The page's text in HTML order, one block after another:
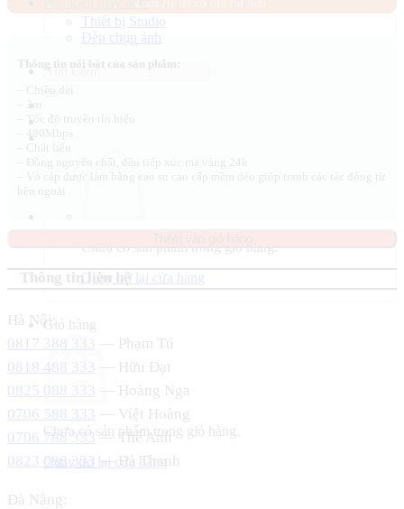
Thiết bị Studio
Đèn chụp ảnh
Chưa có sản phẩm trong giỏ hàng.
Quay trở lại cửa hàng
Giỏ hàng
Chưa có sản phẩm trong giỏ hàng.
Quay trở lại cửa hàng
400.000 ₫.
300.000 ₫.
Thông tin liên hệ
Hà Nội:
0817 388 333
— Phạm Tú
0818 488 333
— Hữu Đạt
0825 088 333
— Hoàng Nga
0706 588 333
— Việt Hoàng
0706 788 333— Thế Anh
0823 088 333 — Hà Thanh
Đà Nẵng: